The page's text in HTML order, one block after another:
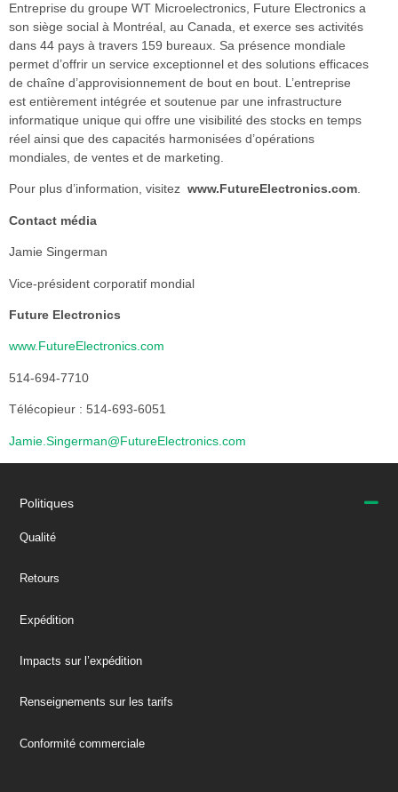
Entreprise du groupe WT Microelectronics, Future Electronics a
son siège social à Montréal, au Canada, et exerce ses activités
dans 44 pays à travers 159 bureaux. Sa présence mondiale
permet d’offrir un service exceptionnel et des solutions efficaces
de chaîne d’approvisionnement de bout en bout. L’entreprise
est entièrement intégrée et soutenue par une infrastructure
informatique unique qui offre une visibilité des stocks en temps
réel ainsi que des capacités harmonisées d’opérations
mondiales, de ventes et de marketing.
Pour plus d’information, visitez www.FutureElectronics.com.
Contact média
Jamie Singerman
Vice-président corporatif mondial
Future Electronics
www.FutureElectronics.com
514-694-7710
Télécopieur : 514-693-6051
Jamie.Singerman@FutureElectronics.com
Politiques
Qualité
Retours
Expédition
Impacts sur l’expédition
Renseignements sur les tarifs
Conformité commerciale